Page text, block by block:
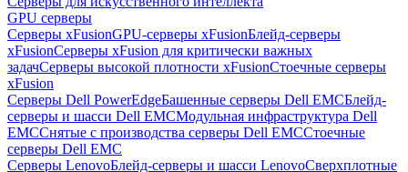
GPU серверы
Серверы xFusionGPU-серверы xFusionБлейд-серверы
xFusionСерверы xFusion для критически важных
задачСерверы высокой плотности xFusionСтоечные серверы
xFusion
Серверы Dell PowerEdgeБашенные серверы Dell EMCБлейд-
серверы и шасси Dell EMCМодульная инфраструктура Dell
EMCСнятые с производства серверы Dell EMCСтоечные
серверы Dell EMC
Серверы LenovoБлейд-серверы и шасси LenovoСверхплотные